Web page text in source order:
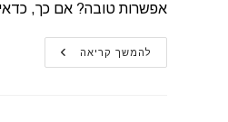
אפשרות טובה? אם כך,
להמשך קריאה
טיפים
לבחירת